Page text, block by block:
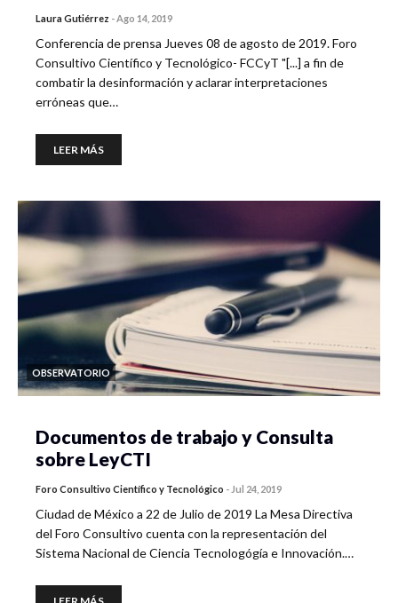
Laura Gutiérrez -Ago 14, 2019
Conferencia de prensa Jueves 08 de agosto de 2019. Foro
Consultivo Científico y Tecnológico- FCCyT "[...] a fin de
combatir la desinformación y aclarar interpretaciones
erróneas que…
LEER MÁS
OBSERVATORIO
Documentos de trabajo y Consulta
sobre LeyCTI
Foro Consultivo Científico y Tecnológico - Jul 24, 2019
Ciudad de México a 22 de Julio de 2019 La Mesa Directiva
del Foro Consultivo cuenta con la representación del
Sistema Nacional de Ciencia Tecnologógía e Innovación.…